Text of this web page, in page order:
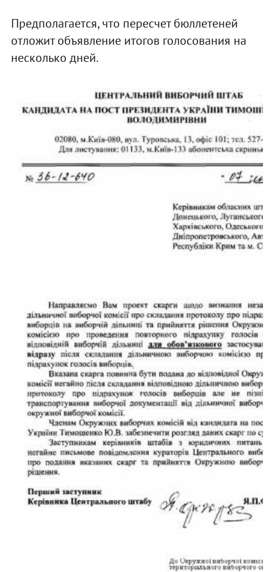
Предполагается, что пересчет бюллетеней
отложит объявление итогов голосования на
несколько дней.